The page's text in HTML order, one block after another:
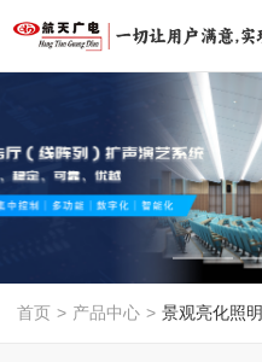
首页 > 产品中心 > 景观亮化照明